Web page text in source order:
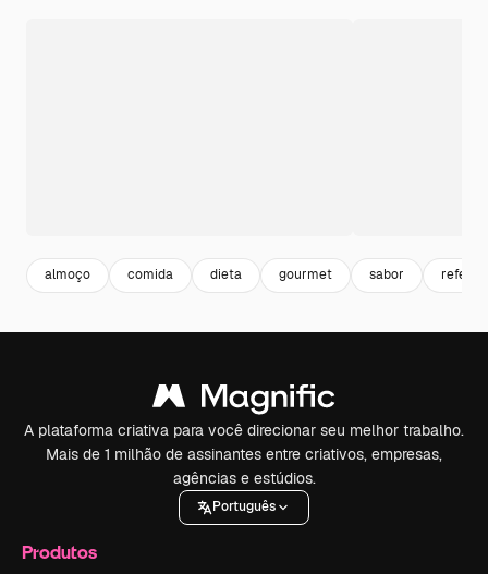
almoço comida dieta gourmet sabor
A plataforma criativa para você direcionar seu melhor trabalho.
Mais de 1 milhão de assinantes entre criativos, empresas,
agências e estúdios.
Português
Produtos